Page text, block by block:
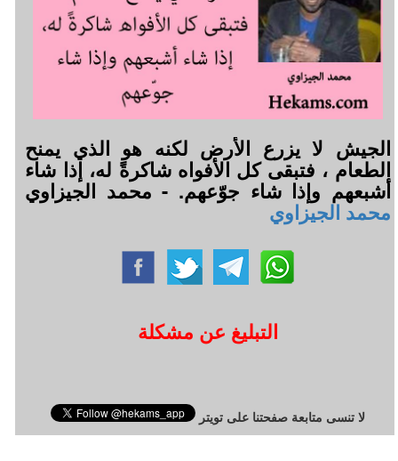
الجيش لا يزرع الأرض لكنه هو الذي يمنح
الطعام ، فتبقى كل الأفواه شاكرةً له، إذا شاء
أشبعهم وإذا شاء جوّعهم. - محمد الجيزاوي
محمد الجيزاوي
التبليغ عن مشكلة
لا تنسى متابعة صفحتنا على تويتر